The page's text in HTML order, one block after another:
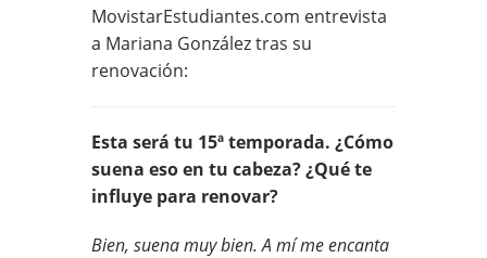
MovistarEstudiantes.com entrevista
a Mariana González tras su
renovación:
Esta será tu 15ª temporada. ¿Cómo
suena eso en tu cabeza? ¿Qué te
influye para renovar?
Bien, suena muy bien. A mí me encanta